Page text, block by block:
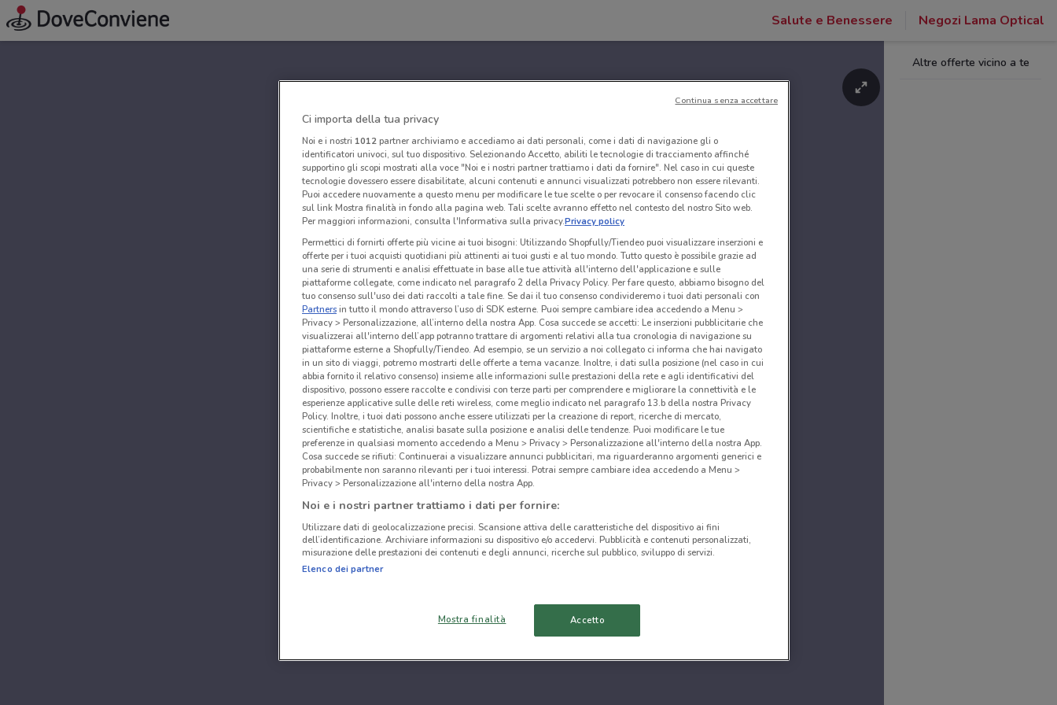
Salute e Benessere Negozi Lama Optical
Altre offerte vicino a te
Ci importa della tua privacy
Noi e i nostri 1012partner archiviamo e accediamo ai dati personali, come i dati di navigazione gli o
identificatori univoci, sul tuo dispositivo. Selezionando Accetto, abiliti le tecnologie di tracciamento affinché
supportino gli scopi mostrati alla voce "Noi e i nostri partner trattiamo i dati da fornire". Nel caso in cui queste
tecnologie dovessero essere disabilitate, alcuni contenuti e annunci visualizzati potrebbero non essere rilevanti.
Puoi accedere nuovamente a questo menu per modificare le tue scelte o per revocare il consenso facendo clic
sul link Mostra finalità in fondo alla pagina web. Tali scelte avranno effetto nel contesto del nostro Sito web.
Per maggiori informazioni, consulta l'Informativa sulla privacy.Privacy policy
Permettici di fornirti offerte più vicine ai tuoi bisogni: Utilizzando Shopfully/Tiendeo puoi visualizzare inserzioni e
offerte per i tuoi acquisti quotidiani più attinenti ai tuoi gusti e al tuo mondo. Tutto questo è possibile grazie ad
una serie di strumenti e analisi effettuate in base alle tue attività all'interno dell'applicazione e sulle
piattaforme collegate, come indicato nel paragrafo 2 della Privacy Policy. Per fare questo, abbiamo bisogno del
tuo consenso sull'uso dei dati raccolti a tale fine. Se dai il tuo consenso condivideremo i tuoi dati personali con
Partnersin tutto il mondo attraverso l’uso di SDK esterne. Puoi sempre cambiare idea accedendo a Menu >
Privacy > Personalizzazione, all’interno della nostra App. Cosa succede se accetti: Le inserzioni pubblicitarie che
visualizzerai all'interno dell’app potranno trattare di argomenti relativi alla tua cronologia di navigazione su
piattaforme esterne a Shopfully/Tiendeo. Ad esempio, se un servizio a noi collegato ci informa che hai navigato
in un sito di viaggi, potremo mostrarti delle offerte a tema vacanze. Inoltre, i dati sulla posizione (nel caso in cui
abbia fornito il relativo consenso) insieme alle informazioni sulle prestazioni della rete e agli identificativi del
dispositivo, possono essere raccolte e condivisi con terze parti per comprendere e migliorare la connettività e le
esperienze applicative sulle delle reti wireless, come meglio indicato nel paragrafo 13.b della nostra Privacy
Policy. Inoltre, i tuoi dati possono anche essere utilizzati per la creazione di report, ricerche di mercato,
scientifiche e statistiche, analisi basate sulla posizione e analisi delle tendenze. Puoi modificare le tue
preferenze in qualsiasi momento accedendo a Menu > Privacy > Personalizzazione all'interno della nostra App.
Cosa succede se rifiuti: Continuerai a visualizzare annunci pubblicitari, ma riguarderanno argomenti generici e
probabilmente non saranno rilevanti per i tuoi interessi. Potrai sempre cambiare idea accedendo a Menu >
Privacy > Personalizzazione all'interno della nostra App.
Noi e i nostri partner trattiamo i dati per fornire:
Utilizzare dati di geolocalizzazione precisi. Scansione attiva delle caratteristiche del dispositivo ai fini
dell’identificazione. Archiviare informazioni su dispositivo e/o accedervi. Pubblicità e contenuti personalizzati,
misurazione delle prestazioni dei contenuti e degli annunci, ricerche sul pubblico, sviluppo di servizi.
Elenco dei partner
Mostra finalità Accetto
Continua senza accettare